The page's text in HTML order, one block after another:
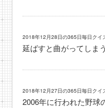
2018年12月28日の365日毎日クイ
延ばすと曲がってしま
2018年12月27日の365日毎日クイ
2006年に行われた野球